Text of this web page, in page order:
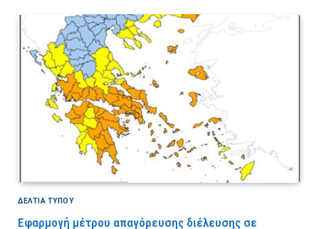
ΔΕΛΤΙΑ ΤΥΠΟΥ
Εφαρμογή μέτρου απαγόρευσης διέλευσης σε